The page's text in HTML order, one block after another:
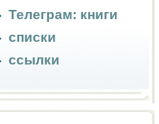
Телеграм: книги
списки
ссылки